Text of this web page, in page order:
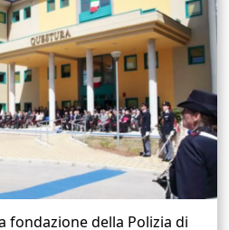
fondazione della Polizia di